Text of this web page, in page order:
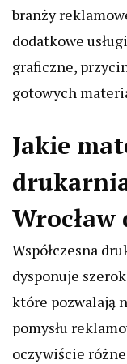
branży
dodatkowe
graficzne,
gotowych
Jakie
Współczesna
dysponuje
które pozwalają
pomysłu
oczywiście